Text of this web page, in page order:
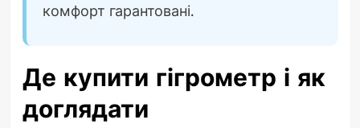
комфорт гарантовані.
Де купити гігрометр і як
доглядати